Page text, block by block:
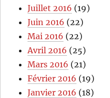
Juillet 2016 (19)
Juin 2016 (22)
Mai 2016 (22)
Avril 2016 (25)
Mars 2016 (21)
Février 2016 (19)
Janvier 2016 (18)